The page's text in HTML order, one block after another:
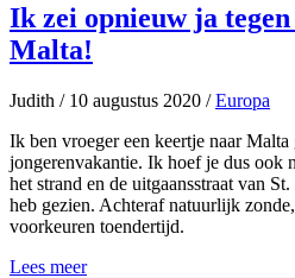
Ik zei opnieuw ja
Malta!
Judith /10 augustus 2020 / Europa
Ik ben vroeger een keertje naar Malta
jongerenvakantie. Ik hoef je dus ook
het strand en de uitgaansstraat van
heb gezien. Achteraf natuurlijk
voorkeuren toendertijd.
Lees meer